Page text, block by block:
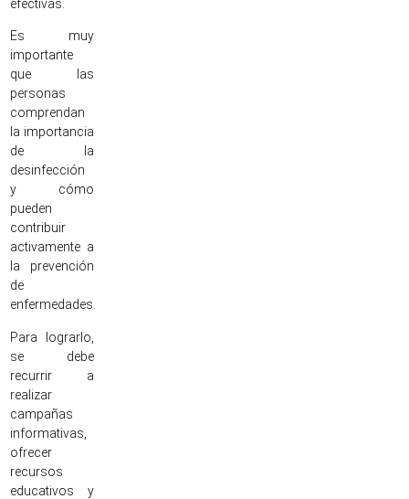
efectivas.
Es muy
importante
que las
personas
comprendan
la importancia
de la
desinfección
y cómo
pueden
contribuir
activamente a
la prevención
de
enfermedades.
Para lograrlo,
se debe
recurrir a
realizar
campañas
informativas,
ofrecer
recursos
educativos y